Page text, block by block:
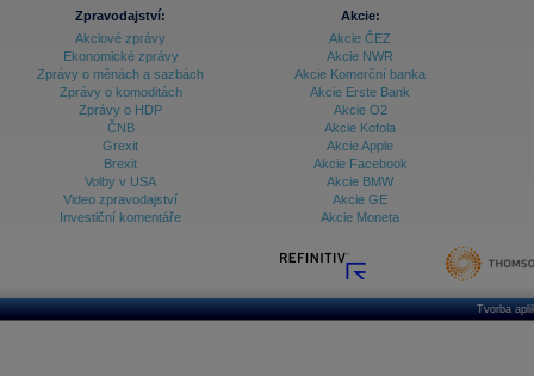
Zpravodajství:
Akciové zprávy
Ekonomické zprávy
Zprávy o měnách a sazbách
Zprávy o komoditách
Zprávy o HDP
ČNB
Grexit
Brexit
Volby v USA
Video zpravodajství
Investiční komentáře
Akcie:
Akcie ČEZ
Akcie NWR
Akcie Komerční banka
Akcie Erste Bank
Akcie O2
Akcie Kofola
Akcie Apple
Akcie Facebook
Akcie BMW
Akcie GE
Akcie Moneta
Tvorba